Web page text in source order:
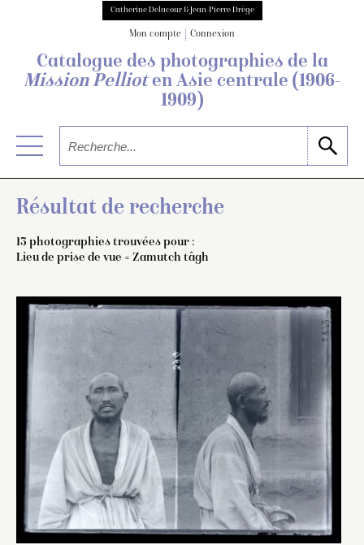
Catherine Delacour & Jean-Pierre Drège
Mon compte Connexion
Catalogue des photographies de la
Mission Pellioten Asie centrale (1906-
1909)
Résultat de recherche
13 photographies trouvées pour :
Lieu de prise de vue = Zamutch tâgh